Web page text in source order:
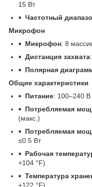
15 Вт
Частотный
Микрофон
Микрофон: 8
Дистанция захвата
Полярная
Общие характеристики
Питание: 100–240 В
Потребляемая
(макс.)
Потребляемая
≤0.5 Вт
Рабочая
+104 °F)
Температура
+122 °F)